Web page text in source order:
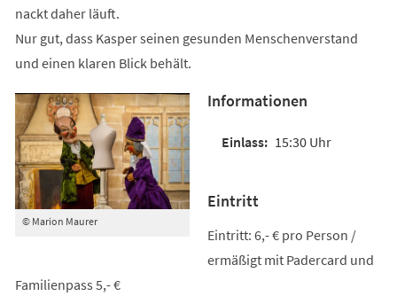
nackt daher läuft.
Nur gut, dass Kasper seinen gesunden Menschenverstand
und einen klaren Blick behält.
© Marion Maurer
Informationen
15:30 Uhr
Eintritt
Eintritt: 6,- € pro Person /
ermäßigt mit Padercard und
Familienpass 5,- €